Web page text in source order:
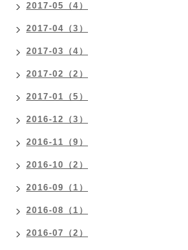
2017-05（4）
2017-04（3）
2017-03（4）
2017-02（2）
2017-01（5）
2016-12（3）
2016-11（9）
2016-10（2）
2016-09（1）
2016-08（1）
2016-07（2）